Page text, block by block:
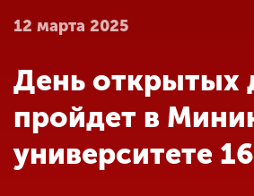
Абитуриенту
Обучение
12 марта 2025
День открытых
пройдет в
университете